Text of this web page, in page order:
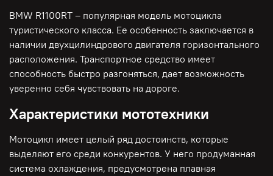
BMW R1100RT – популярная модель мотоцикла
туристического класса. Ее особенность заключается в
наличии двухцилиндрового двигателя горизонтального
расположения. Транспортное средство имеет
способность быстро разгоняться, дает возможность
уверенно себя чувствовать на дороге.
Характеристики мототехники
Мотоцикл имеет целый ряд достоинств, которые
выделяют его среди конкурентов. У него продуманная
система охлаждения, предусмотрена плавная